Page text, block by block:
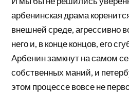
арбенинская драма
внешней среде, агрессивно
него и, в конце концов, его
Арбенин замкнут на самом
собственных маний, и
этом процессе вовсе не